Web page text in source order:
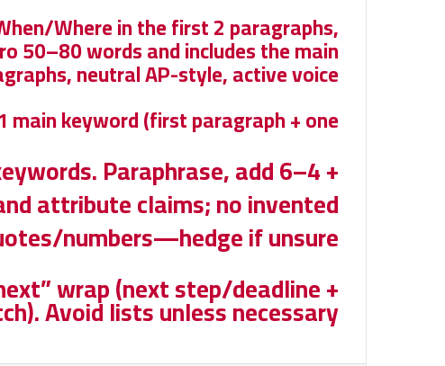
Where in the first 2 paragraphs,
50–80 words and includes the main
neutral AP-style, active voice.
main keyword (first paragraph + one
keywords. Paraphrase, add
attribute claims; no invented
numbers—hedge if unsure.
wrap (next step/deadline +
Avoid lists unless necessary.